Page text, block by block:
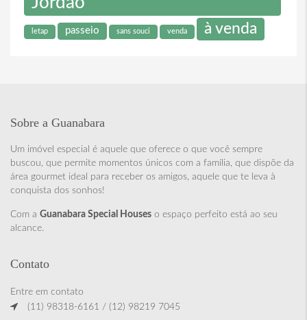
letap passeio sans souci venda à venda
Sobre a Guanabara
Um imóvel especial é aquele que oferece o que você sempre
buscou, que permite momentos únicos com a família, que dispõe da
área gourmet ideal para receber os amigos, aquele que te leva à
conquista dos sonhos!
Com a Guanabara Special Houses o espaço perfeito está ao seu
alcance.
Contato
Entre em contato
(11) 98318-6161 / (12) 98219 7045